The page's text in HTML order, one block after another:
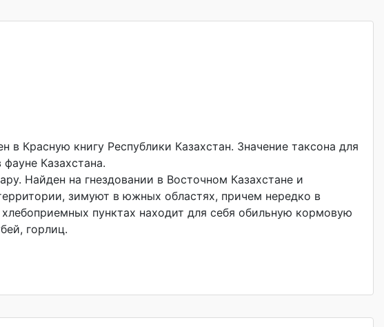
в Красную книгу Республики Казахстан. Значение таксона для
Казахстана.
Найден на гнездовании в Восточном Казахстане и
зимуют в южных областях, причем нередко в
пунктах находит для себя обильную кормовую
горлиц.